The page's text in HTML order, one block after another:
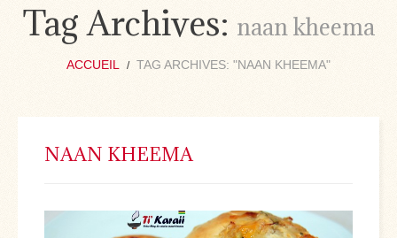
Tag Archives: naan kheema
ACCUEIL TAG ARCHIVES: "NAAN KHEEMA"
NAAN KHEEMA